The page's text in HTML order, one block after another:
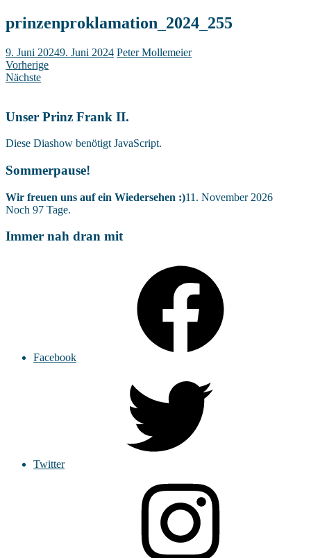
prinzenproklamation_2024_255
9. Juni 20249. Juni 2024 Peter Mollemeier
Vorherige
Nächste
Unser Prinz Frank II.
Diese Diashow benötigt JavaScript.
Sommerpause!
Wir freuen uns auf ein Wiedersehen :)11. November 2026
Noch 97 Tage.
Immer nah dran mit
Facebook
Twitter